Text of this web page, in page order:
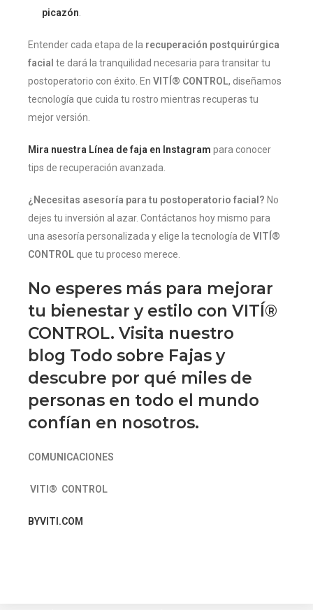
picazón
Entender cada etapa de la recuperación postquirúrgica
facial te dará la tranquilidad necesaria para transitar tu
postoperatorio con éxito. En VITÍ® CONTROL, diseñamos
tecnología que cuida tu rostro mientras recuperas tu
mejor versión.
Mira nuestra Línea de faja en Instagram para conocer
tips de recuperación avanzada.
¿Necesitas asesoría para tu postoperatorio facial? No
dejes tu inversión al azar. Contáctanos hoy mismo para
una asesoría personalizada y elige la tecnología de VITÍ®
CONTROL que tu proceso merece.
No esperes más para mejorar
tu bienestar y estilo con VITÍ®
CONTROL. Visita nuestro
blog Todo sobre Fajas y
descubre por qué miles de
personas en todo el mundo
confían en nosotros.
COMUNICACIONES
VITI® CONTROL
BYVITI.COM